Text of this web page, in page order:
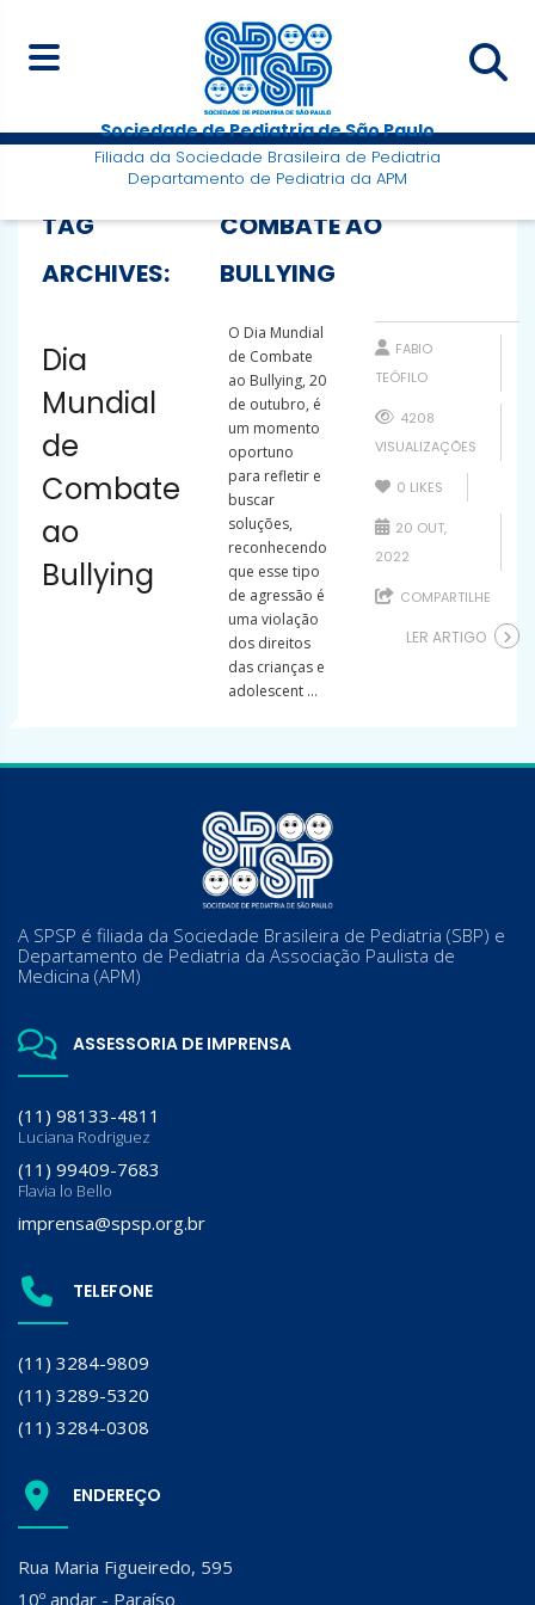
Sociedade de Pediatria de São Paulo
Filiada da Sociedade Brasileira de Pediatria
Departamento de Pediatria da APM
TAG
ARCHIVES:
COMBATE AO
BULLYING
Dia
Mundial
de
Combate
ao
Bullying
O Dia Mundial
de Combate
ao Bullying, 20
de outubro, é
um momento
oportuno
para refletir e
buscar
soluções,
reconhecendo
que esse tipo
de agressão é
uma violação
dos direitos
das crianças e
adolescent ...
FABIO
TEÓFILO
4208
VISUALIZAÇÕES
0 LIKES
20 OUT,
2022
COMPARTILHE
LER ARTIGO
A SPSP é filiada da Sociedade Brasileira de Pediatria (SBP) e
Departamento de Pediatria da Associação Paulista de
Medicina (APM)
ASSESSORIA DE IMPRENSA
(11) 98133-4811
Luciana Rodriguez
(11) 99409-7683
Flavia lo Bello
imprensa@spsp.org.br
TELEFONE
(11) 3284-9809
(11) 3289-5320
(11) 3284-0308
ENDEREÇO
Rua Maria Figueiredo, 595
10º andar - Paraíso